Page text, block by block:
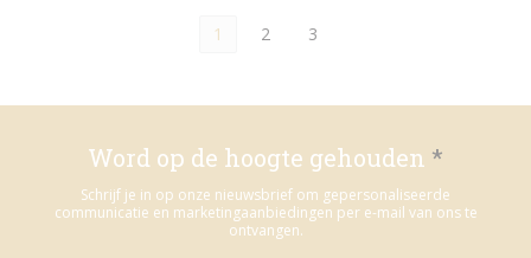
1 2 3
Word op de hoogte gehouden *
Schrijf je in op onze nieuwsbrief om gepersonaliseerde
communicatie en marketingaanbiedingen per e-mail van ons te
ontvangen.